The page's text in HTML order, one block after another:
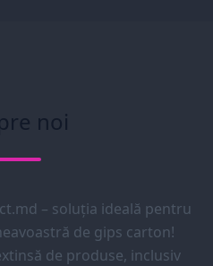
noi
– soluția ideală pentru
de gips carton!
de produse, inclusiv